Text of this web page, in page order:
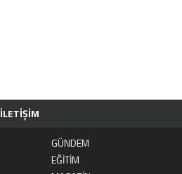
İLETİŞİM
GÜNDEM
EĞİTİM